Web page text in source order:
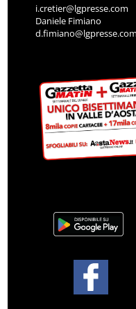
i.cretier@lgpresse.com
Daniele Fimiano
d.fimiano@lgpresse.com